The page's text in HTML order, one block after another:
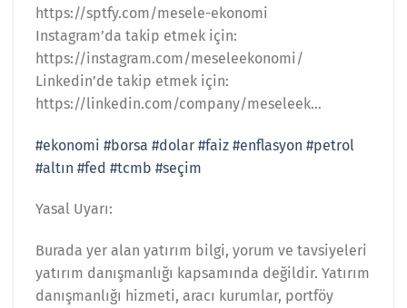
https://sptfy.com/mesele-ekonomi
Instagram’da takip etmek için:
https://instagram.com/meseleekonomi/
Linkedin’de takip etmek için:
https://linkedin.com/company/meseleek…
#ekonomi #borsa #dolar #faiz #enflasyon #petrol
#altın #fed #tcmb #seçim
Yasal Uyarı:
Burada yer alan yatırım bilgi, yorum ve tavsiyeleri
yatırım danışmanlığı kapsamında değildir. Yatırım
danışmanlığı hizmeti, aracı kurumlar, portföy